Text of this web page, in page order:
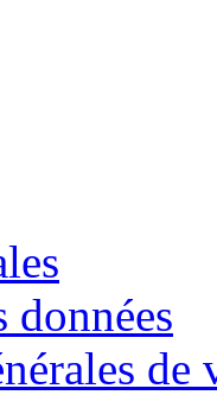
données
de